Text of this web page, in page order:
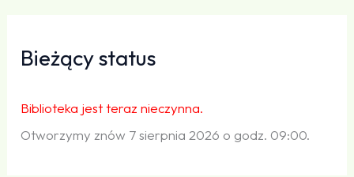
Bieżący status
Biblioteka jest teraz nieczynna.
Otworzymy znów 7 sierpnia 2026 o godz. 09:00.